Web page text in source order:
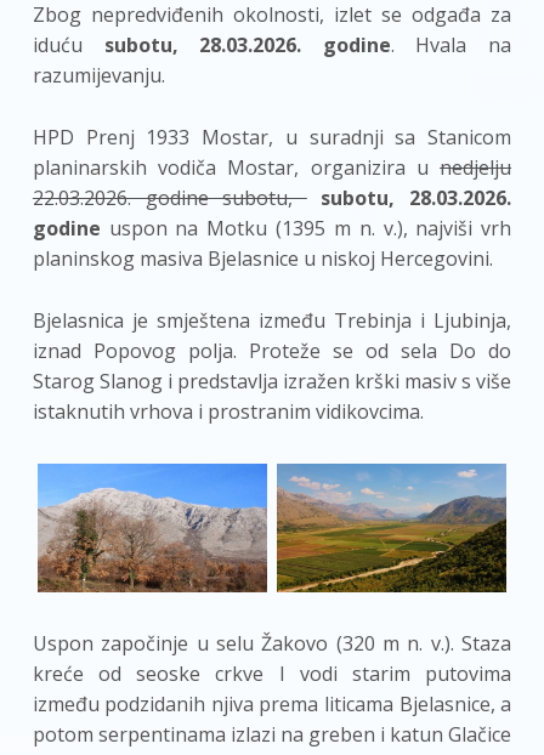
Zbog nepredviđenih okolnosti, izlet se odgađa za
iduću subotu, 28.03.2026. godine. Hvala na
razumijevanju.
HPD Prenj 1933 Mostar, u suradnji sa Stanicom
planinarskih vodiča Mostar, organizira unedjelju
22.03.2026. godine subotu, subotu, 28.03.2026.
godine uspon na Motku (1395 m n. v.), najviši vrh
planinskog masiva Bjelasnice u niskoj Hercegovini.
Bjelasnica je smještena između Trebinja i Ljubinja,
iznad Popovog polja. Proteže se od sela Do do
Starog Slanog i predstavlja izražen krški masiv s više
istaknutih vrhova i prostranim vidikovcima.
Uspon započinje u selu Žakovo (320 m n. v.). Staza
kreće od seoske crkve I vodi starim putovima
između podzidanih njiva prema liticama Bjelasnice, a
potom serpentinama izlazi na greben i katun Glačice